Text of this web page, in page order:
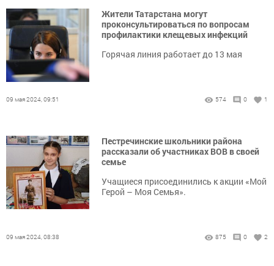
Жители Татарстана могут
проконсультироваться по вопросам
профилактики клещевых инфекций
Горячая линия работает до 13 мая
09 мая 2024, 09:51 574 0 1
Пестречинские школьники района
рассказали об участниках ВОВ в своей
семье
Учащиеся присоединились к акции «Мой
Герой – Моя Семья».
09 мая 2024, 08:38 875 0 2